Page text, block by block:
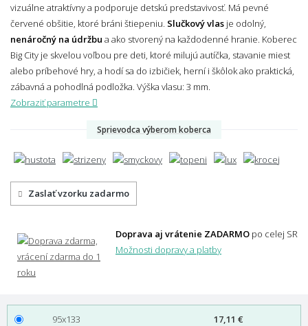
vizuálne atraktívny a podporuje detskú predstavivosť. Má pevné
červené obšitie, ktoré bráni štiepeniu. Slučkovývlas je odolný,
nenáročný na údržbu a ako stvorený na každodenné hranie. Koberec
Big City je skvelou voľbou pre deti, ktoré milujú autíčka, stavanie miest
alebo príbehové hry, a hodí sa do izbičiek, herní i škôlok ako praktická,
zábavná a pohodlná podložka. Výška vlasu: 3 mm.
Zobraziť parametre
Sprievodca výberom koberca
Zaslať vzorku zadarmo
Doprava aj vrátenie ZADARMO po celej SR
Možnosti dopravy a platby
95x133 17,11 €